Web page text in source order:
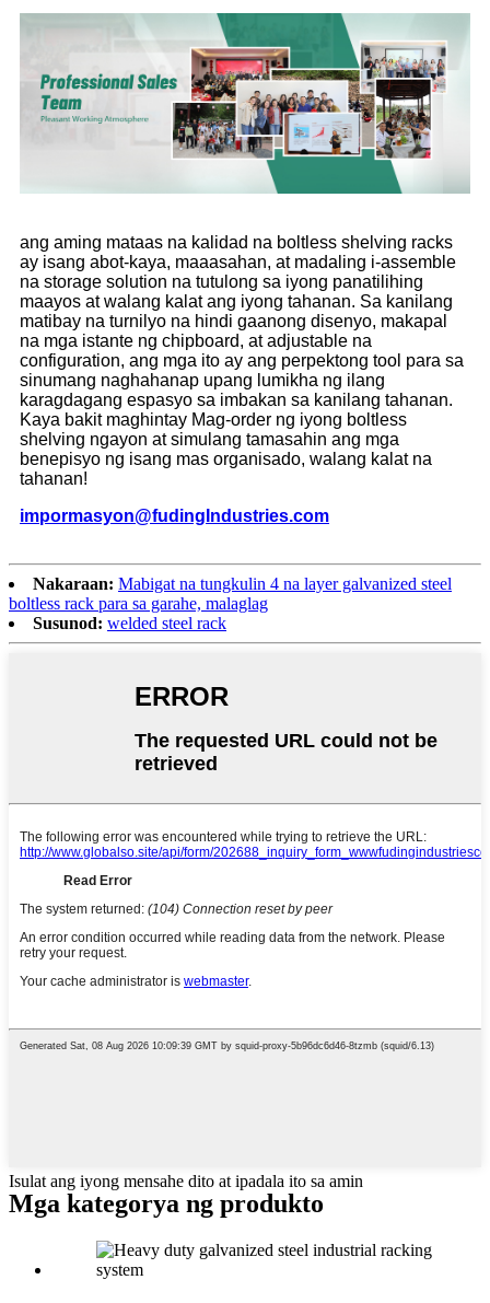
ang aming mataas na kalidad na boltless shelving racks
ay isang abot-kaya, maaasahan, at madaling i-assemble
na storage solution na tutulong sa iyong panatilihing
maayos at walang kalat ang iyong tahanan. Sa kanilang
matibay na turnilyo na hindi gaanong disenyo, makapal
na mga istante ng chipboard, at adjustable na
configuration, ang mga ito ay ang perpektong tool para sa
sinumang naghahanap upang lumikha ng ilang
karagdagang espasyo sa imbakan sa kanilang tahanan.
Kaya bakit maghintay Mag-order ng iyong boltless
shelving ngayon at simulang tamasahin ang mga
benepisyo ng isang mas organisado, walang kalat na
tahanan!
impormasyon@fudingIndustries.com
Nakaraan: Mabigat na tungkulin 4 na layer galvanized steel
boltless rack para sa garahe, malaglag
Susunod: welded steel rack
Isulat ang iyong mensahe dito at ipadala ito sa amin
Mga kategorya ng produkto